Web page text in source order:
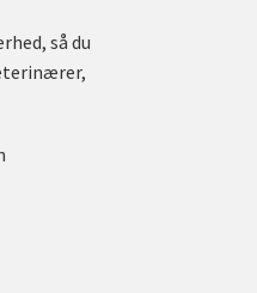
så du